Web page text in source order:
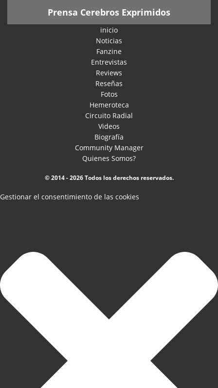
Prensa Cerebros Exprimidos
inicio
Noticias
Fanzine
Entrevistas
Reviews
Reseñas
Fotos
Hemeroteca
Circuito Radial
Videos
Biografía
Community Manager
Quienes Somos?
© 2014 - 2026 Todos los derechos reservados.
Gestionar el consentimiento de las cookies